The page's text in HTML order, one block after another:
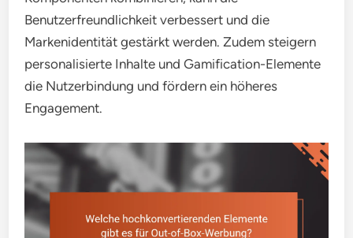
Benutzerfreundlichkeit verbessert und die
Markenidentität gestärkt werden. Zudem steigern
personalisierte Inhalte und Gamification-Elemente
die Nutzerbindung und fördern ein höheres
Engagement.